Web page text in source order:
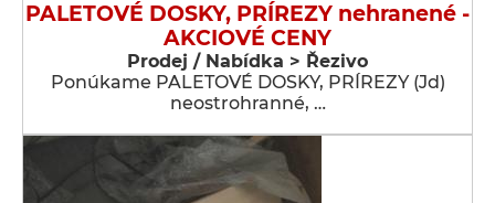
PALETOVÉ DOSKY, PRÍREZY nehranené -
AKCIOVÉ CENY
Prodej / Nabídka > Řezivo
Ponúkame PALETOVÉ DOSKY, PRÍREZY (Jd)
neostrohranné, …